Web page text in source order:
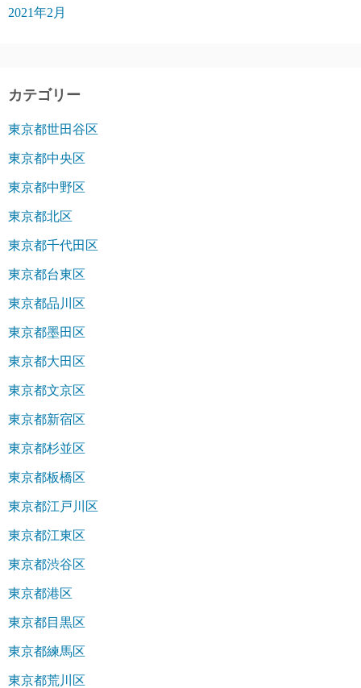
2021年2月
カテゴリー
東京都世田谷区
東京都中央区
東京都中野区
東京都北区
東京都千代田区
東京都台東区
東京都品川区
東京都墨田区
東京都大田区
東京都文京区
東京都新宿区
東京都杉並区
東京都板橋区
東京都江戸川区
東京都江東区
東京都渋谷区
東京都港区
東京都目黒区
東京都練馬区
東京都荒川区